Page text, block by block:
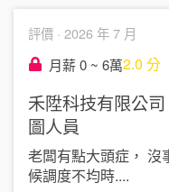
評價 · 2026 年 7 月
月薪 0 ~ 6萬2.0 分
禾陞科技有限公
圖人員
老闆有點大頭症， 沒
候調度不均時....